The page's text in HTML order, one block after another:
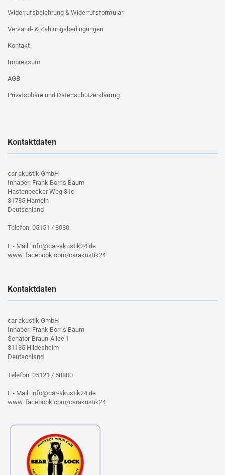
Widerrufsbelehrung & Widerrufsformular
Versand- & Zahlungsbedingungen
Kontakt
Impressum
AGB
Privatsphäre und Datenschutzerklärung
Kontaktdaten
car akustik GmbH
Inhaber: Frank Borris Baum
Hastenbecker Weg 31c
31785 Hameln
Deutschland
Telefon: 05151 / 8080
E - Mail: info@car-akustik24.de
www. facebook.com/carakustik24
Kontaktdaten
car akustik GmbH
Inhaber: Frank Borris Baum
Senator-Braun-Allee 1
31135 Hildesheim
Deutschland
Telefon: 05121 / 58800
E - Mail: info@car-akustik24.de
www. facebook.com/carakustik24